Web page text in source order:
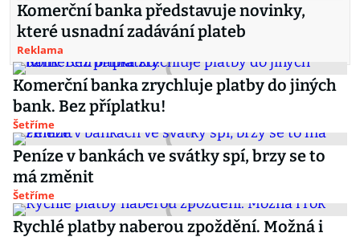
Komerční banka představuje novinky,
které usnadní zadávání plateb
Reklama
Komerční banka zrychluje platby do jiných
bank. Bez příplatku!
Šetříme
Peníze v bankách ve svátky spí, brzy se to
má změnit
Šetříme
Rychlé platby naberou zpoždění. Možná i